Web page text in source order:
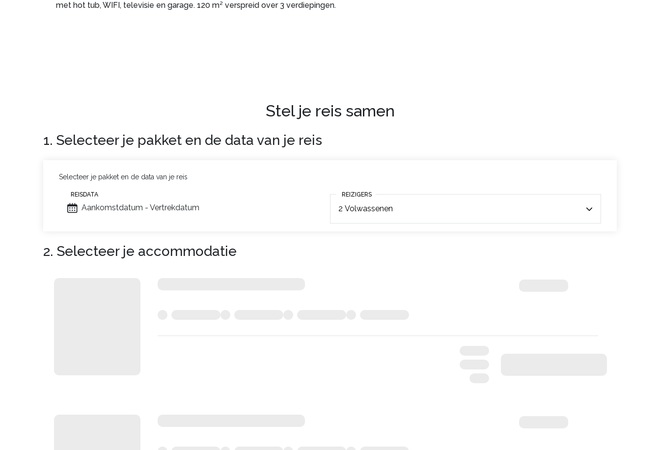
met hot tub, WIFI, televisie en garage. 120 m² verspreid over 3 verdiepingen.
Stel je reis samen
1. Selecteer je pakket en de data van je reis
Selecteer je pakket en de data van je reis
Aankomstdatum - Vertrekdatum
REISDATA REIZIGERS
2 Volwassenen
REIZIGERS
2. Selecteer je accommodatie